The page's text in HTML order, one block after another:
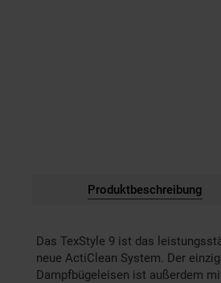
Produktbeschreibung
Das TexStyle 9 ist das
neue ActiClean System. Der
Dampfbügeleisen ist außerdem